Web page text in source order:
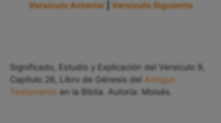
Versículo Anterior Versículo Siguiente
Significado, Estudio y Explicación del Versículo 9,
Capítulo 26, Libro de Génesis del Antiguo
Testamento en la Biblia. Autoría: Moisés.